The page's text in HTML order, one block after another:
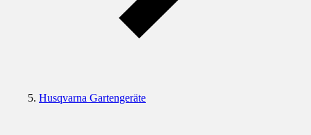
Husqvarna Gartengeräte